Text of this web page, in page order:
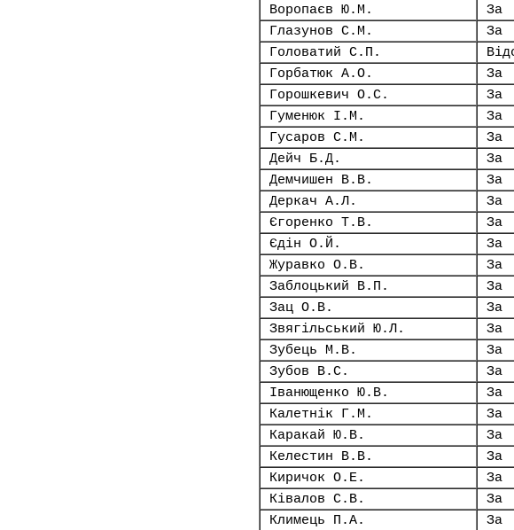
Воропаєв Ю.М.
За
Глазунов С.М.
За
Головатий С.П.
Горбатюк А.О.
За
Горошкевич О.С.
За
Гуменюк І.М.
За
Гусаров С.М.
За
Дейч Б.Д.
За
Демчишен В.В.
За
Деркач А.Л.
За
Єгоренко Т.В.
За
Єдін О.Й.
За
Журавко О.В.
За
Заблоцький В.П.
За
Зац О.В.
За
Звягільський Ю.Л.
За
Зубець М.В.
За
Зубов В.С.
За
Іванющенко Ю.В.
За
Калетнік Г.М.
За
Каракай Ю.В.
За
Келестин В.В.
За
Киричок О.Е.
За
Ківалов С.В.
За
Климець П.А.
За